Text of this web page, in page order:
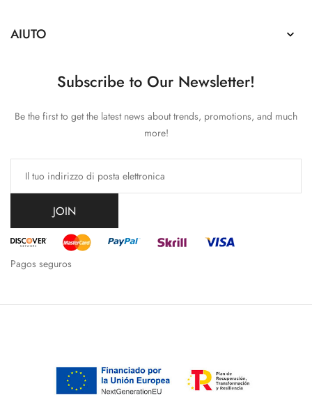
AIUTO 
Subscribe to Our Newsletter!
Be the first to get the latest news about trends, promotions, and much
more!
JOIN
Pagos seguros